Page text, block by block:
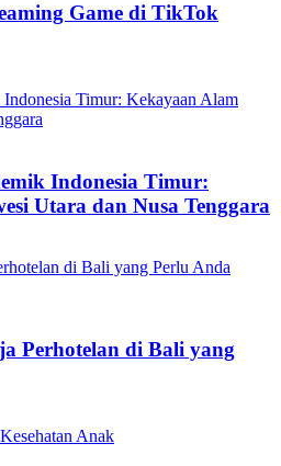
Game di TikTok
Indonesia Timur:
Utara dan Nusa Tenggara
Perhotelan di Bali yang